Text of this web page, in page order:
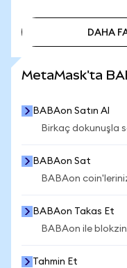
DAHA
MetaMask'ta
BABAon Satın Al
Birkaç dokunuşla
BABAon Sat
BABAon
BABAon Takas Et
BABAon ile
Tahmin Et